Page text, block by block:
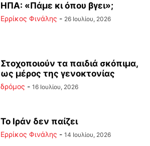
ΗΠΑ: «Πάμε κι όπου βγει»;
Ερρίκος Φινάλης - 26 Ιουλίου, 2026
Στοχοποιούν τα παιδιά σκόπιμα,
ως μέρος της γενοκτονίας
δρόμος - 16 Ιουλίου, 2026
Το Ιράν δεν παίζει
Ερρίκος Φινάλης - 14 Ιουλίου, 2026